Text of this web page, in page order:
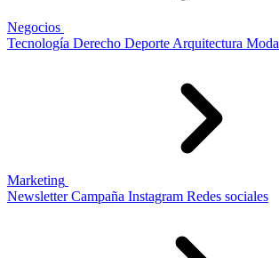
Negocios
Tecnología Derecho Deporte Arquitectura Moda
Marketing
Newsletter Campaña Instagram Redes sociales